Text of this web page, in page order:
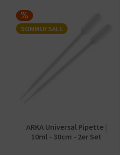
SOMMER SALE
ARKA Universal Pipette |
10ml - 30cm - 2er Set